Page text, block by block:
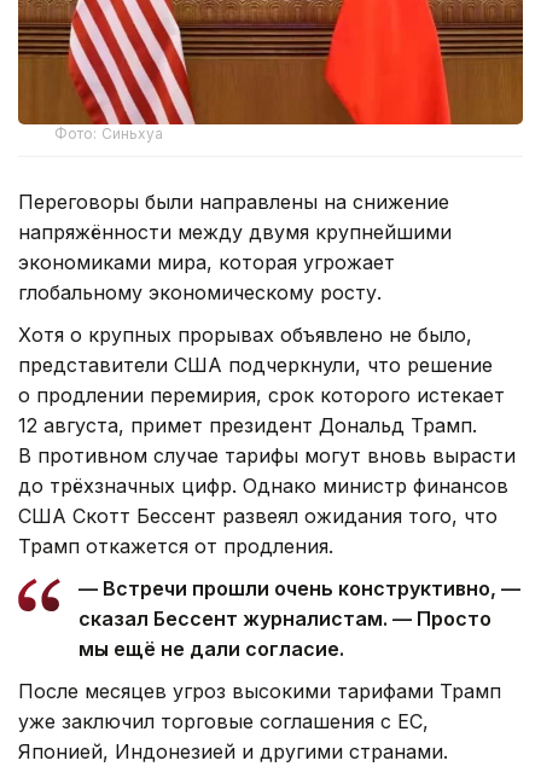
Фото: Синьхуа
Переговоры были направлены на снижение
напряжённости между двумя крупнейшими
экономиками мира, которая угрожает
глобальному экономическому росту.
Хотя о крупных прорывах объявлено не было,
представители США подчеркнули, что решение
о продлении перемирия, срок которого истекает
12 августа, примет президент Дональд Трамп.
В противном случае тарифы могут вновь вырасти
до трёхзначных цифр. Однако министр финансов
США Скотт Бессент развеял ожидания того, что
Трамп откажется от продления.
— Встречи прошли очень конструктивно, —
сказал Бессент журналистам. — Просто
мы ещё не дали согласие.
После месяцев угроз высокими тарифами Трамп
уже заключил торговые соглашения с ЕС,
Японией, Индонезией и другими странами.